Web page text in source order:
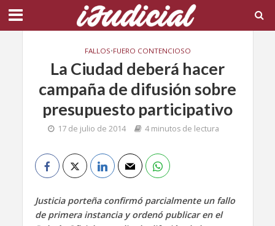
FALLOS•FUERO CONTENCIOSO
La Ciudad deberá hacer
campaña de difusión sobre
presupuesto participativo
17 de julio de 2014 4 minutos de lectura
Justicia porteña confirmó parcialmente un fallo
de primera instancia y ordenó publicar en el